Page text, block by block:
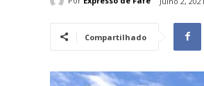
Compartilhado